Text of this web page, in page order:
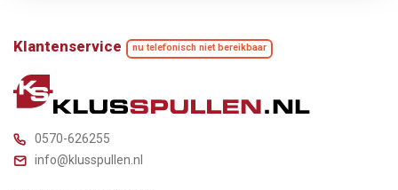
Klantenservice nu telefonisch niet bereikbaar
0570-626255
info@klusspullen.nl